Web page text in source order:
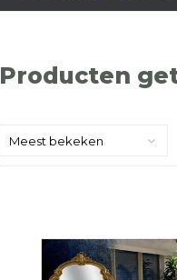
Producten
Meest bekeken